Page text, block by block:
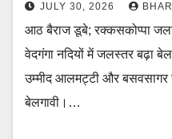
JULY 30, 2026
आठ बैराज डूबे; रक्कसकोप्पा
वेदगंगा नदियों में जलस्तर बढ़ा
उम्मीद आलमट्टी और बसवसागर
बेलगावी।…